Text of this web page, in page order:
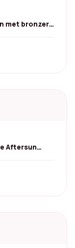
met bronzer -
Aftersun